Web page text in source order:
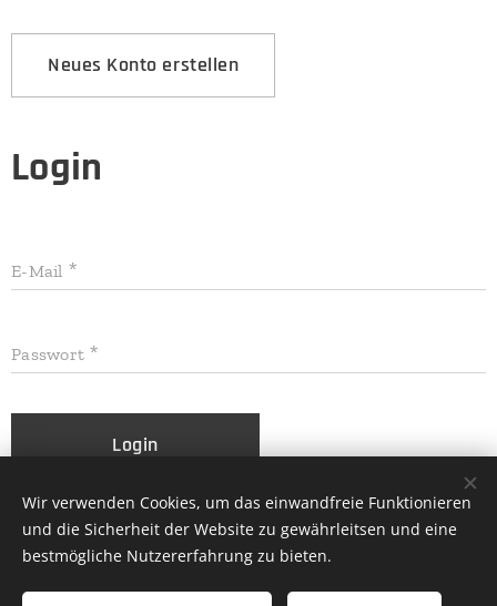
Neues Konto erstellen
Login
E-Mail
Passwort
Login
Haben Sie Ihr Passwort vergessen?
Wir verwenden Cookies, um das einwandfreie Funktionieren
und die Sicherheit der Website zu gewährleitsen und eine
bestmögliche Nutzererfahrung zu bieten.